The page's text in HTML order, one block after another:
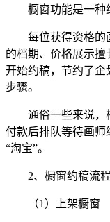
橱窗功能是一种约
每位获得资格的画
的档期、价格展示
开始约稿，节约了企
步骤。
通俗一些来说，相
付款后排队等待画师
“淘宝”。
2、橱窗约稿流程
（1）上架橱窗